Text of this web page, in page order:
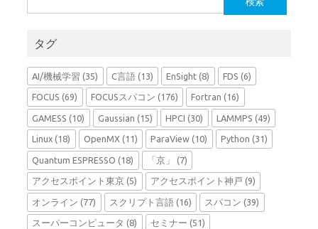
索:
タグ
AI/機械学習 (35) C言語(13) EnSight (8) FDS (6)
FOCUS (69) FOCUSスパコン (176) Fortran (16)
GAMESS (10) Gaussian (15) HPCI (30) LAMMPS (49)
Linux (18) OpenMX(11) ParaView (10) Python (31)
Quantum ESPRESSO (18) 「京」 (7)
アクセスポイント東京 (5) アクセスポイント神戸 (9)
オンライン (77) スクリプト言語(16) スパコン (39)
スーパーコンピュータ (8) セミナー (51)